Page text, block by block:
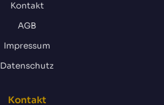
Kontakt
AGB
Impressum
Datenschutz
Kontakt